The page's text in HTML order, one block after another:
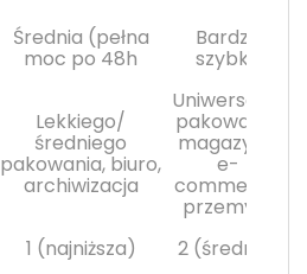
Średnia (pełna
moc po 48h
Bardzo
szybka
Lekkiego/
średniego
pakowania, biuro,
archiwizacja
Uniwersalne
pakowanie,
magazyny,
e-
commerce,
przemysł
1 (najniższa) 2 (średnia)